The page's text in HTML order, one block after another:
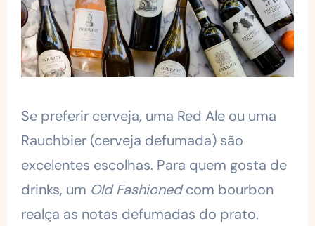
Se preferir cerveja, uma Red Ale ou uma
Rauchbier (cerveja defumada) são
excelentes escolhas. Para quem gosta de
drinks, um Old Fashionedcom bourbon
realça as notas defumadas do prato.